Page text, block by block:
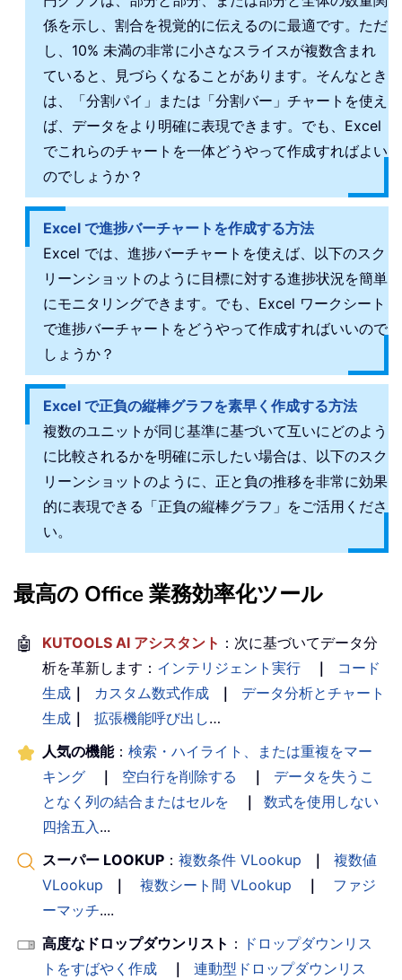
係を示し、割合を視覚的に伝えるのに最適です。ただ
し、10% 未満の非常に小さなスライスが複数含まれ
ていると、見づらくなることがあります。そんなとき
は、「分割パイ」または「分割バー」チャートを使え
ば、データをより明確に表現できます。でも、Excel
でこれらのチャートを一体どうやって作成すればよい
のでしょうか？
Excel で進捗バーチャートを作成する方法
Excel では、進捗バーチャートを使えば、以下のスク
リーンショットのように目標に対する進捗状況を簡単
にモニタリングできます。でも、Excel ワークシート
で進捗バーチャートをどうやって作成すればいいので
しょうか？
Excel で正負の縦棒グラフを素早く作成する方法
複数のユニットが同じ基準に基づいて互いにどのよう
に比較されるかを明確に示したい場合は、以下のスク
リーンショットのように、正と負の推移を非常に効果
的に表現できる「正負の縦棒グラフ」をご活用くださ
い。
最高の Office 業務効率化ツール
🤖 KUTOOLS AI アシスタント ：次に基づいてデータ分
析を革新します： インテリジェント実行 ｜
コード
生成 ｜ カスタム数式作成 ｜
データ分析とチャート
生成 ｜ 拡張機能呼び出し…
人気の機能： 検索・ハイライト、または重複をマー
キング
｜ 空白行を削除する ｜
データを失うこ
となく列の結合またはセルを
｜
数式を使用しない
四捨五入...
スーパー LOOKUP ： 複数条件 VLookup ｜
複数値
VLookup
｜ 複数シート間 VLookup ｜
ファジ
ーマッチ....
高度なドロップダウンリスト ： ドロップダウンリス
トをすばやく作成
｜
連動型ドロップダウンリス